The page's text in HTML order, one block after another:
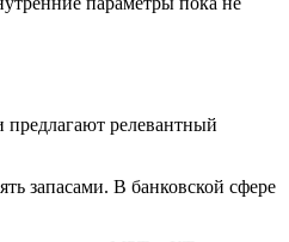
релевантный
запасами. В банковской сфере